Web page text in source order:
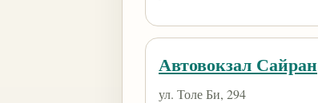
Автовокзал Сайран
ул. Толе Би, 294